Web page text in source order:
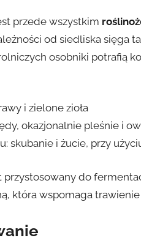
przede wszystkim
od siedliska sięga
osobniki potrafią
i zielone zioła
okazjonalnie pleśnie i
skubanie i żucie, przy
przystosowany do
która wspomaga